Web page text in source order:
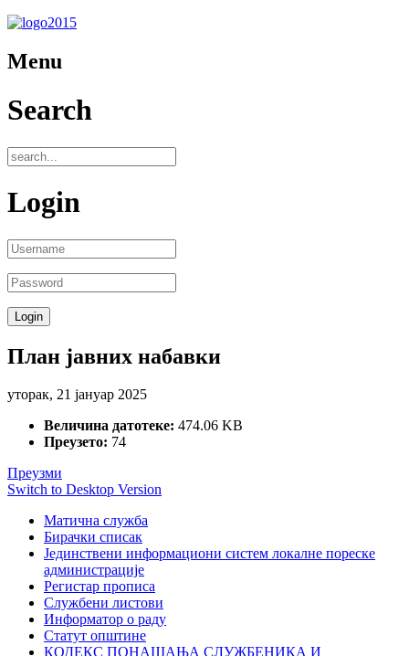
Menu
Search
Login
План јавних набавки
уторак, 21 јануар 2025
Величина датотеке: 474.06 KB
Преузето: 74
Преузми
Switch to Desktop Version
Матична служба
Бирачки списак
Јединствени информациони систем локалне пореске
администрације
Регистар прописа
Службени листови
Информатор о раду
Статут општине
КОДЕКС ПОНАШАЊА СЛУЖБЕНИКА И